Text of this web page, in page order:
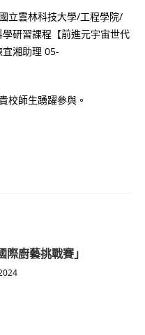
立雲林科技大學/工程學院/
研習課程【前進元宇宙世代
湘助理 05-
校師生踴躍參與。
際廚藝挑戰賽」